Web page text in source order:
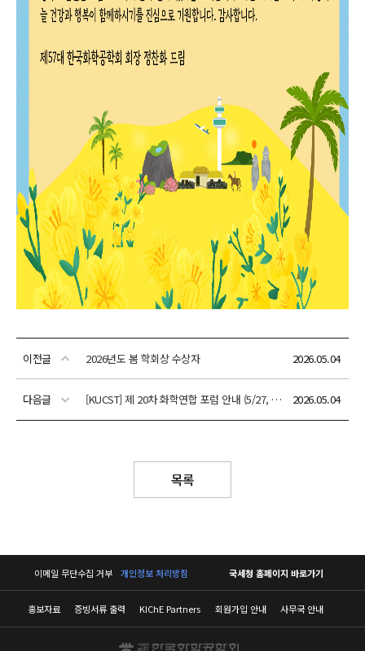
이전글 2026년도 봄 학회상 수상자 2026.05.04
다음글 [KUCST] 제 20차 화학연합 포럼 안내 (5/27, 한국과학기술회관) 2026.05.04
목록
이메일 무단수집 거부 개인정보 처리방침 국세청 홈페이지 바로가기
홍보자료 증빙서류 출력 KIChE Partners 회원가입 안내 사무국 안내